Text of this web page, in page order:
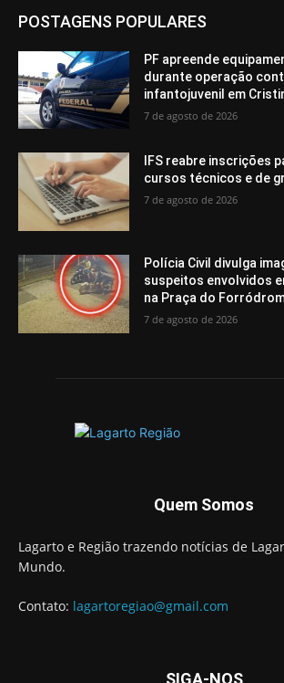
POSTAGENS POPULARES
PF apreende
durante operação
infantojuvenil em
7 de agosto de 2026
IFS reabre inscrições
cursos técnicos e de
7 de agosto de 2026
Polícia Civil divulga
suspeitos envolvidos
na Praça do
7 de agosto de 2026
Quem Somos
Lagarto e Região trazendo notícias de
Mundo.
Contato: lagartoregiao@gmail.com
SIGA-NOS